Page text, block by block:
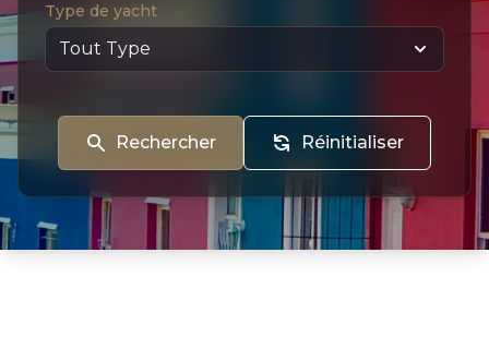
Type de yacht
Rechercher Réinitialiser